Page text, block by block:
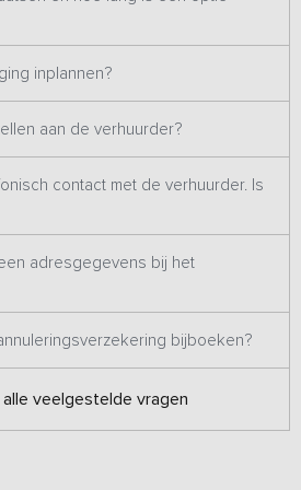
en staat daarom twee keer op ons
inplannen?
aan de verhuurder?
contact met de verhuurder. Is
adresgegevens bij het
bijboeken?
alle veelgestelde vragen